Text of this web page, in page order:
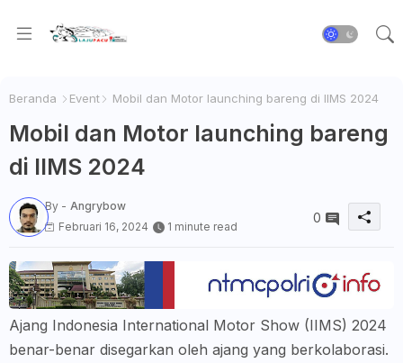
Beranda Event Mobil dan Motor launching bareng di IIMS 2024
Mobil dan Motor launching bareng
di IIMS 2024
By - Angrybow
Februari 16, 2024
1 minute read
0
Ajang Indonesia International Motor Show (IIMS) 2024
benar-benar disegarkan oleh ajang yang berkolaborasi.